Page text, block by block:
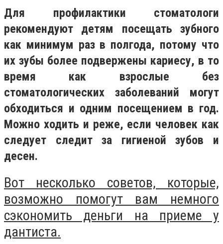
Для профилактики стоматологи
рекомендуют детям посещать зубного
как минимум раз в полгода, потому что
их зубы более подвержены кариесу, в то
время как взрослые без
стоматологических заболеваний могут
обходиться и одним посещением в год.
Можно ходить и реже, если человек как
следует следит за гигиеной зубов и
десен.
Вот несколько советов, которые,
возможно помогут вам немного
сэкономить деньги на приеме у
дантиста.